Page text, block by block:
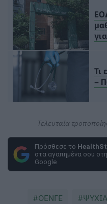
Τι
–
Τελευταία
Πρόσθεσε το
στα αγαπημένα σου στη
Google
ΟΕΝΓΕ